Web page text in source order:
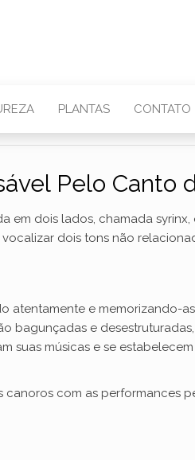
PLANTAS CONTATO
Pelo Canto
em dois lados, chamada
dois tons não
atentamente e memorizando-
bagunçadas e
suas músicas e se
com as performances